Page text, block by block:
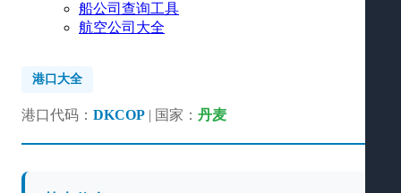
船公司查询工具
航空公司大全
港口大全
港口代码： DKCOP | 国家： 丹麦